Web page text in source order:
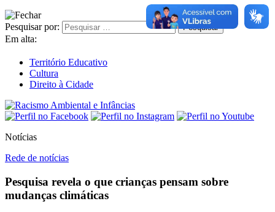
Pesquisar por:
Em alta:
Território Educativo
Cultura
Direito à Cidade
Notícias
Rede de notícias
Pesquisa revela o que crianças pensam sobre
mudanças climáticas